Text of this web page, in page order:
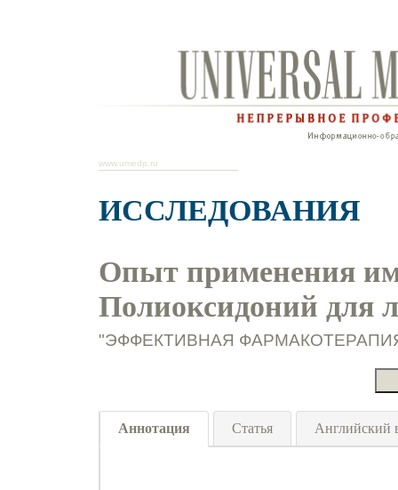
www.umedp.ru
ИССЛЕДОВАНИЯ
Опыт применения
Полиоксидоний для
"ЭФФЕКТИВНАЯ ФАРМАКОТЕРАПИЯ.
Аннотация Статья Английский